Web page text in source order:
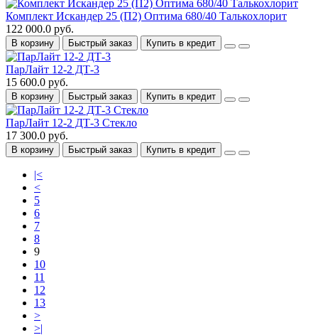
Комплект Искандер 25 (П2) Оптима 680/40 Талькохлорит
122 000.0 руб.
В корзину Быстрый заказ Купить в кредит
ПарЛайт 12-2 ДТ-3
15 600.0 руб.
В корзину Быстрый заказ Купить в кредит
ПарЛайт 12-2 ДТ-3 Стекло
17 300.0 руб.
В корзину Быстрый заказ Купить в кредит
|<
<
5
6
7
8
9
10
11
12
13
>
>|